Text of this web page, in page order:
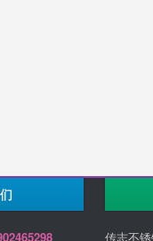
传志不